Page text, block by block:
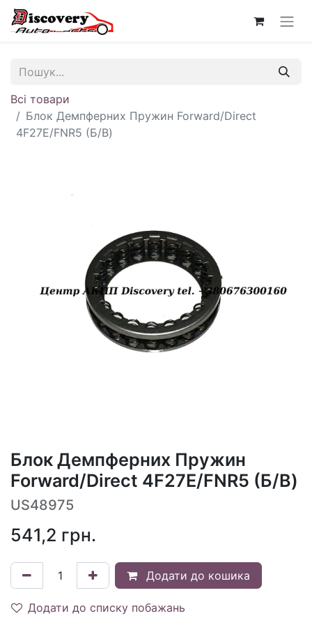
Всі товари
Блок Демпферних Пружин Forward/Direct
4F27E/FNR5 (Б/В)
Блок Демпферних Пружин
Forward/Direct 4F27E/FNR5 (Б/В)
US48975
541,2 грн.
Додати до кошика
Додати до списку побажань